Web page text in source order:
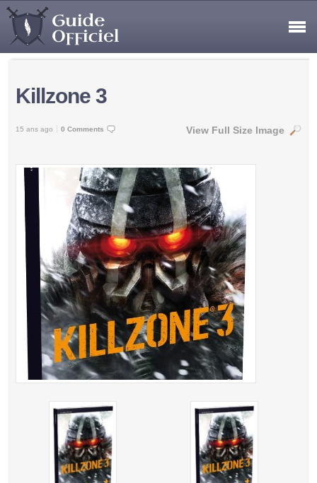
Killzone 3
15 ans ago 0 Comments View Full Size Image